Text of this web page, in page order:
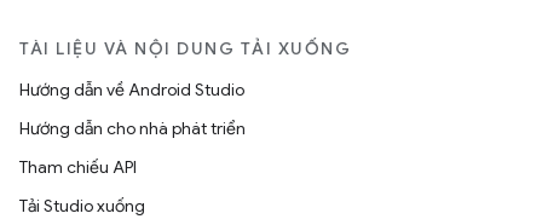
TÀI LIỆU VÀ NỘI DUNG TẢI XUỐNG
Hướng dẫn về Android Studio
Hướng dẫn cho nhà phát triển
Tham chiếu API
Tải Studio xuống